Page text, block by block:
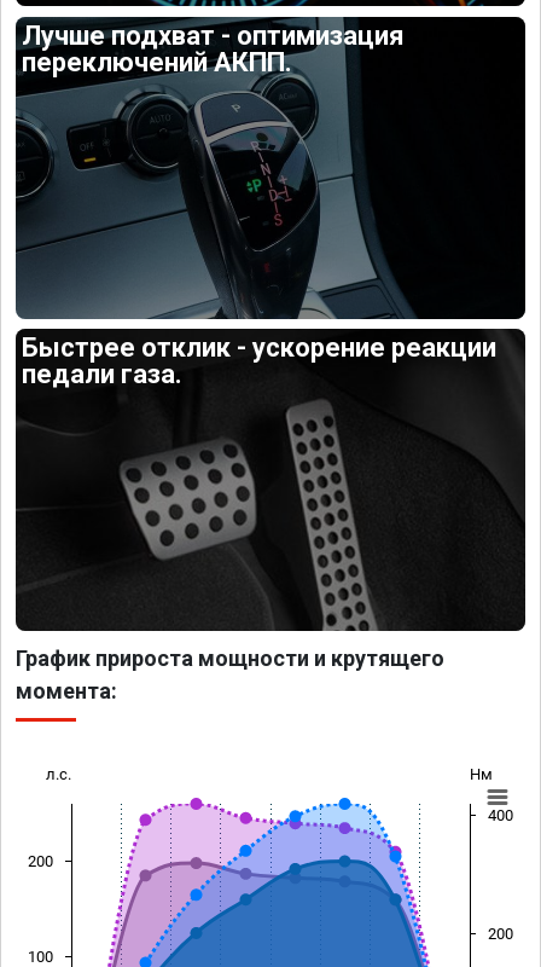
Лучше подхват - оптимизация
переключений АКПП.
Быстрее отклик - ускорение реакции
педали газа.
График прироста мощности и крутящего
момента:
л.с. Нм
100
200
200
400